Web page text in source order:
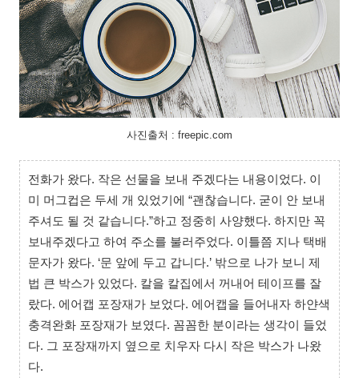
사진출처 : freepic.com
전화가 왔다. 작은 선물을 보내 주겠다는 내용이었다. 이
미 머그컵은 두세 개 있었기에 “괜찮습니다. 굳이 안 보내
주셔도 될 것 같습니다.”하고 정중히 사양했다. 하지만 꼭
보내주겠다고 하여 주소를 불러주었다. 이틀쯤 지나 택배
문자가 왔다. ‘문 앞에 두고 갑니다.’ 밖으로 나가 보니 제
법 큰 박스가 있었다. 칼을 칼집에서 꺼내어 테이프를 잘
랐다. 에어캡 포장재가 보었다. 에어캡을 들어내자 하얀색
충격완화 포장재가 보였다. 꼼꼼한 분이라는 생각이 들었
다. 그 포장재까지 옆으로 치우자 다시 작은 박스가 나왔
다.